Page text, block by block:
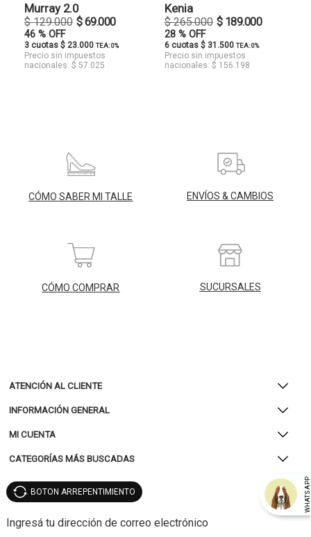
Murray 2.0
$ 129.000 $ 69.000
46 % OFF
3 cuotas $ 23.000 TEA: 0%
Precio sin impuestos
nacionales: $ 57.025
Kenia
$ 265.000 $ 189.000
28 % OFF
6 cuotas $ 31.500 TEA: 0%
Precio sin impuestos
nacionales: $ 156.198
CÓMO SABER MI TALLE ENVÍOS & CAMBIOS
CÓMO COMPRAR SUCURSALES
ATENCIÓN AL CLIENTE
INFORMACIÓN GENERAL
MI CUENTA
CATEGORÍAS MÁS BUSCADAS
WHATSAPP
BOTON ARREPENTIMIENTO